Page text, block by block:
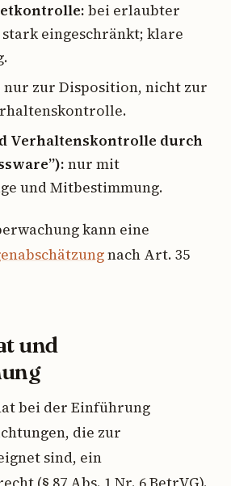
bei erlaubter
eingeschränkt; klare
nur zur Disposition, nicht zur
Verhaltenskontrolle durch
nur mit
und Mitbestimmung.
kann eine
nach Art. 35
und
bei der Einführung
die zur
sind, ein